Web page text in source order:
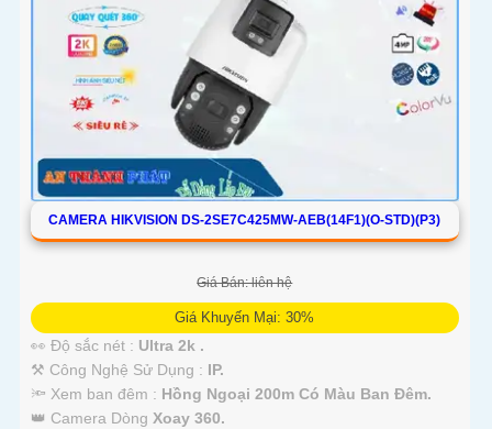
CAMERA HIKVISION DS-2SE7C425MW-AEB(14F1)(O-STD)(P3)
Giá Bán: liên hệ
Giá Khuyến Mại: 30%
👀 Độ sắc nét : Ultra 2k .
⚒ Công Nghệ Sử Dụng : IP.
🔦 Xem ban đêm : Hồng Ngoại 200m Có Màu Ban Đêm.
👑 Camera Dòng Xoay 360.